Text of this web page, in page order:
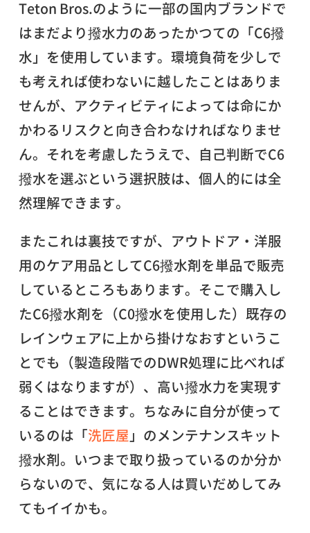
Teton Bros.のように一部の国内ブランドで
はまだより撥水力のあったかつての「C6撥
水」を使用しています。環境負荷を少しで
も考えれば使わないに越したことはありま
せんが、アクティビティによっては命にか
かわるリスクと向き合わなければなりませ
ん。それを考慮したうえで、自己判断でC6
撥水を選ぶという選択肢は、個人的には全
然理解できます。
またこれは裏技ですが、アウトドア・洋服
用のケア用品としてC6撥水剤を単品で販売
しているところもあります。そこで購入し
たC6撥水剤を（C0撥水を使用した）既存の
レインウェアに上から掛けなおすというこ
とでも（製造段階でのDWR処理に比べれば
弱くはなりますが）、高い撥水力を実現す
ることはできます。ちなみに自分が使って
いるのは「洗匠屋 」のメンテナンスキット
撥水剤。いつまで取り扱っているのか分か
らないので、気になる人は買いだめしてみ
てもイイかも。